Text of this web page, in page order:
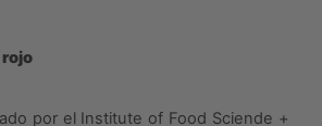
por el Institute of Food Sciende +